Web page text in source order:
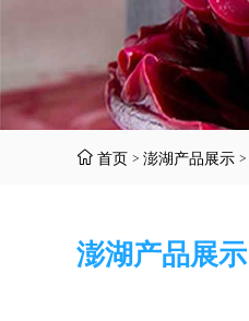
首页 > 澎湖产品展示 >
澎湖产品展示